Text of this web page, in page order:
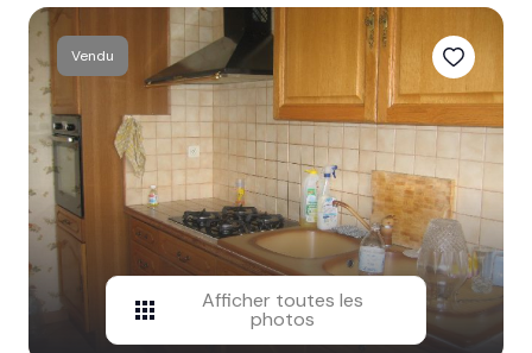
services
avis
clients
contact
Vendu
Afficher toutes les
photos